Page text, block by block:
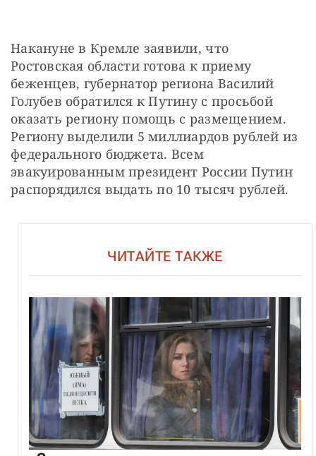
Накануне в Кремле заявили, что
Ростовская области готова к приему
беженцев, губернатор региона Василий
Голубев обратился к Путину с просьбой
оказать региону помощь с размещением.
Региону выделили 5 миллиардов рублей из
федерального бюджета. Всем
эвакуированным президент России Путин
распорядился выдать по 10 тысяч рублей.
ЧИТАЙТЕ ТАКЖЕ